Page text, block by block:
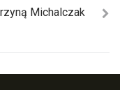
Michalczak